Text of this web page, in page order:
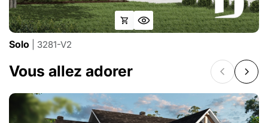
Solo | 3281-V2
Vous allez adorer